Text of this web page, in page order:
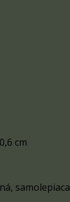
cm
samolepiaca